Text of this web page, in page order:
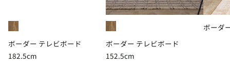
ボーダー テレビボード
182.5cm
ボーダー テレビボード
152.5cm
ボーダ